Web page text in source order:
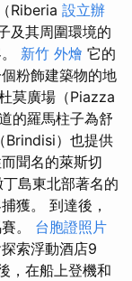
Riberia 設立辦
及其周圍環境的
新竹 外燴 它的
粉飾建築物的地
莫廣場（Piazza
的羅馬柱子為舒
Brindisi）也提供
聞名的萊斯切
島東北部著名的
獲。 到達後，
。 台胞證照片
索浮動酒店9
，在船上登機和